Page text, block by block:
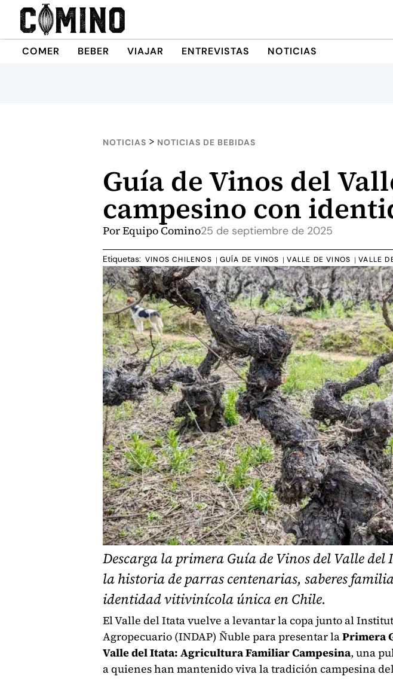
COMER BEBER VIAJAR ENTREVISTAS NOTICIAS
NOTICIAS > NOTICIAS DE BEBIDAS
Guía de Vinos del
campesino con
PorEquipo Comino25 de septiembre de 2025
Etiquetas: VINOS CHILENOS | GUÍA DE VINOS | VALLE DE VINOS | VALLE
Descarga la primera Guía de Vinos del Valle
la historia de parras centenarias, saberes
identidad vitivinícola única en Chile.
El Valle del Itata vuelve a levantar la copa junto al
Agropecuario (INDAP) Ñuble para presentar laPrimera
Valle del Itata: Agricultura Familiar Campesina, una
a quienes han mantenido viva la tradición campesina